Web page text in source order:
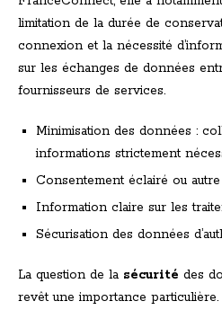
limitation de la durée de
connexion et la nécessité
sur les échanges de données
fournisseurs de services.
Minimisation des données :
informations strictement
Consentement éclairé ou
Information claire sur les
Sécurisation des données
La question de la sécurité des
revêt une importance particulière.